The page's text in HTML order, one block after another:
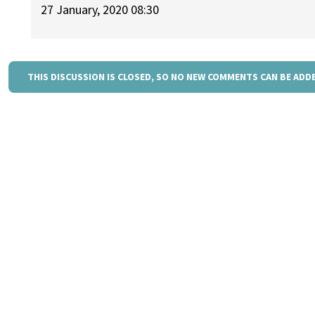
27 January, 2020 08:30
THIS DISCUSSION IS CLOSED, SO NO NEW COMMENTS CAN BE